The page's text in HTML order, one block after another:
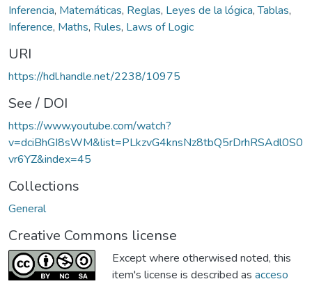
Inferencia, Matemáticas, Reglas, Leyes de la lógica,Tablas,
Inference, Maths, Rules, Laws of Logic
URI
https://hdl.handle.net/2238/10975
See / DOI
https://www.youtube.com/watch?
v=dciBhGI8sWM&list=PLkzvG4knsNz8tbQ5rDrhRSAdl0S0
vr6YZ&index=45
Collections
General
Creative Commons license
Except where otherwised noted, this
item's license is described as acceso